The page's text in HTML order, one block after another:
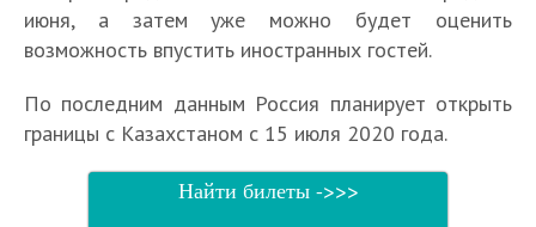
июня, а затем уже можно будет оценить
возможность впустить иностранных гостей.
По последним данным Россия планирует открыть
границы с Казахстаном с 15 июля 2020 года.
Найти билеты ->>>